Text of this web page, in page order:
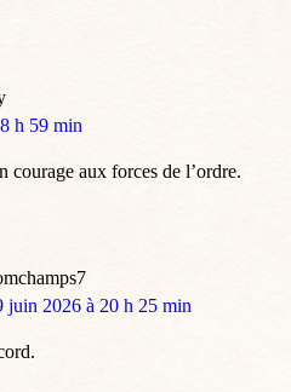
h 59 min
courage aux forces de l’ordre.
juin 2026 à 20 h 25 min